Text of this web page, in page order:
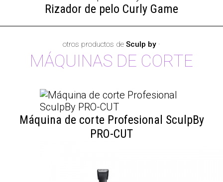
Rizador de pelo Curly Game
otros productos de Sculp by ·
MÁQUINAS DE CORTE
Máquina de corte Profesional SculpBy
PRO-CUT